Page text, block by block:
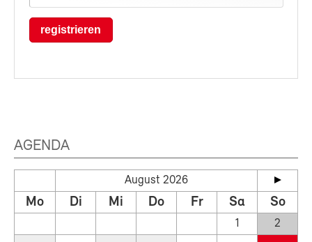
registrieren
AGENDA
August 2026
Mo Di Mi Do Fr Sa So
1
2